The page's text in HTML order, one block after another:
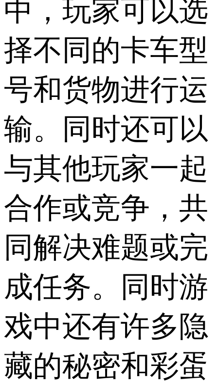
中，玩家可以选
择不同的卡车型
号和货物进行运
输。同时还可以
与其他玩家一起
合作或竞争，共
同解决难题或完
成任务。同时游
戏中还有许多隐
藏的秘密和彩蛋